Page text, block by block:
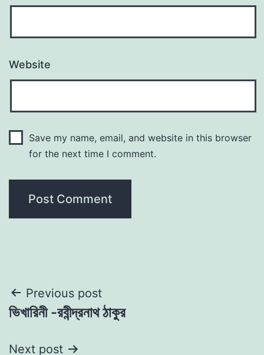
Website
Save my name, email, and website in this browser
for the next time I comment.
Post
navigation
Previous post
ভিখারিনী -রবীন্দ্রনাথ ঠাকুর
Next post